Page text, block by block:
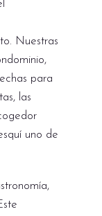
Nuestras
para
las
uno de